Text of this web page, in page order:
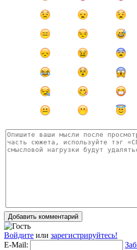
Добавить комментарий
Войдите или зарегистрируйтесь!
E-Mail: